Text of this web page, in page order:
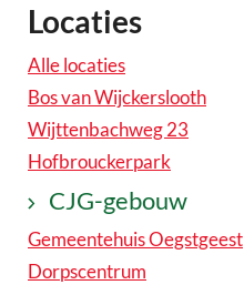
Locaties
Alle locaties
Bos van Wijckerslooth
Wijttenbachweg 23
Hofbrouckerpark
CJG-gebouw
Gemeentehuis Oegstgeest
Dorpscentrum